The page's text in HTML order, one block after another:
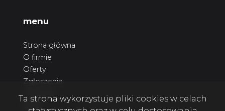
menu
Strona główna
O firmie
Oferty
Zgłoszenia
Ta strona wykorzystuje pliki cookies w celach